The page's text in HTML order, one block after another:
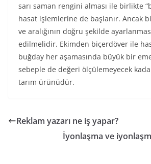
sarı saman rengini alması ile birlikte
hasat işlemlerine de başlanır. Ancak
ve aralığının doğru şekilde
edilmelidir. Ekimden biçerdöver ile
buğday her aşamasında büyük bir
sebeple de değeri ölçülemeyecek
tarım ürünüdür.
Reklam yazarı ne iş yapar?
İyonlaşma ve